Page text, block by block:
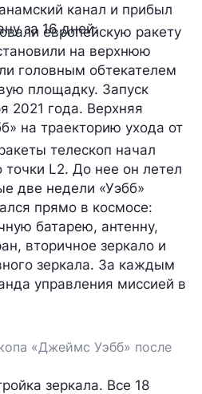
канал и прибыл
за 16 дней.
европейскую ракету
на верхнюю
головным обтекателем
площадку. Запуск
2021 года. Верхняя
на траекторию ухода от
телескоп начал
точки L2. До нее он летел
две недели «Уэбб»
прямо в космосе:
батарею, антенну,
вторичное зеркало и
зеркала. За каждым
управления миссией в
«Джеймс Уэбб» после
зеркала. Все 18